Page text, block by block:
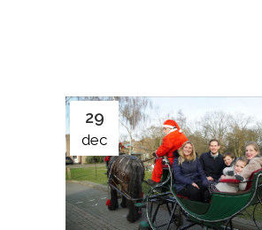
29
dec